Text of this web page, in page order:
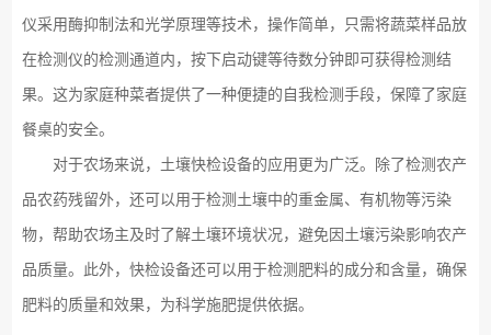
仪采用酶抑制法和光学原理等技术，操作简单，只需将蔬菜样品放
在检测仪的检测通道内，按下启动键等待数分钟即可获得检测结
果。这为家庭种菜者提供了一种便捷的自我检测手段，保障了家庭
餐桌的安全。
对于农场来说， 土壤快检设备的应用更为广泛。除了检测农产
品农药残留外，还可以用于检测土壤中的重金属、有机物等污染
物，帮助农场主及时了解土壤环境状况，避免因土壤污染影响农产
品质量。此外，快检设备还可以用于检测肥料的成分和含量，确保
肥料的质量和效果，为科学施肥提供依据。